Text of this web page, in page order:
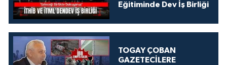
Eğitiminde Dev İş Birliği
TOGAY ÇOBAN
GAZETECİLERE